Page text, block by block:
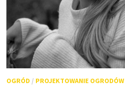
OGRÓD / PROJEKTOWANIE OGRODÓW